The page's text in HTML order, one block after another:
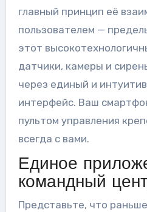
главный принцип её
пользователем —
этот
датчики, камеры и
через единый и
интерфейс. Ваш
пультом управления
всегда с вами.
Единое
командный
Представьте, что